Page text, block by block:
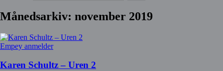
Månedsarkiv: november 2019
Empey anmelder
Karen Schultz – Uren 2